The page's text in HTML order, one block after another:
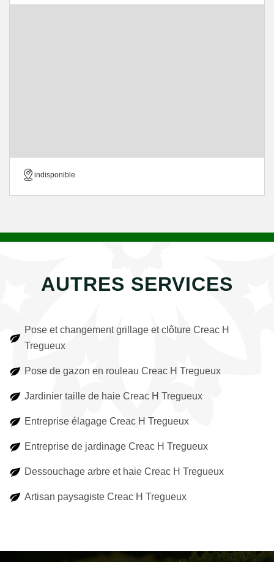
indisponible
AUTRES SERVICES
Pose et changement grillage et clôture Creac H
Tregueux
Pose de gazon en rouleau Creac H Tregueux
Jardinier taille de haie Creac H Tregueux
Entreprise élagage Creac H Tregueux
Entreprise de jardinage Creac H Tregueux
Dessouchage arbre et haie Creac H Tregueux
Artisan paysagiste Creac H Tregueux